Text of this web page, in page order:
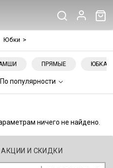
Юбки >
ПРЯМЫЕ ЮБКА-
По популярности
ничего не найдено.
И СКИДКИ